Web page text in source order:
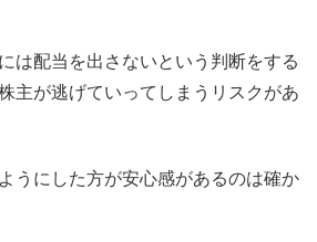
は配当を出さないという判断をする
主が逃げていってしまうリスクがあ
うにした方が安心感があるのは確か